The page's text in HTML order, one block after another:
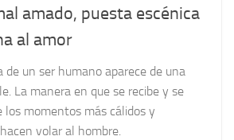
amado, puesta escénica
al amor
de un ser humano aparece de una
La manera en que se recibe y se
los momentos más cálidos y
volar al hombre.